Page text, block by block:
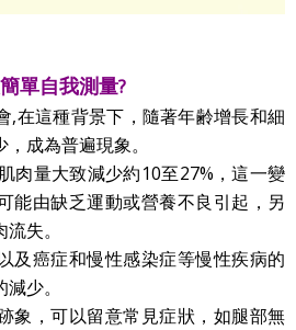
單自我測量?
,在這種背景下，隨著年齢增長和細
成為普遍現象。
肉量大致減少約10至27%，這一變
能由缺乏運動或營養不良引起，另
失。
及癌症和慢性感染症等慢性疾病的
少。
象，可以留意常見症狀，如腿部無